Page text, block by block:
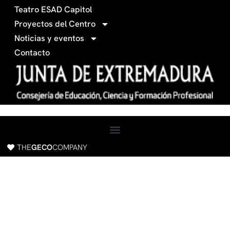
f
a
c
b
o
o
k
Teatro ESAD Capitol
Proyectos del Centro
Noticias y eventos
Contacto
THEGECOCOMPANY